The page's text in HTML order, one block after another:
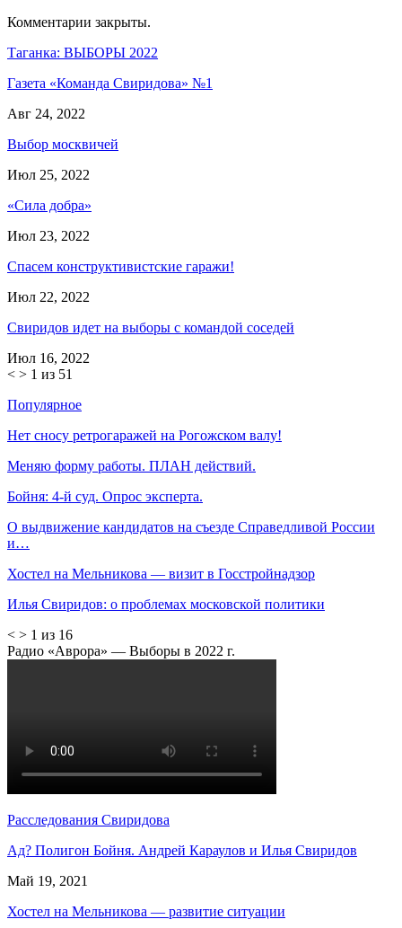
Комментарии закрыты.
Таганка: ВЫБОРЫ 2022
Газета «Команда Свиридова» №1
Авг 24, 2022
Выбор москвичей
Июл 25, 2022
«Сила добра»
Июл 23, 2022
Спасем конструктивистские гаражи!
Июл 22, 2022
Свиридов идет на выборы с командой соседей
Июл 16, 2022
< > 1 из 51
Популярное
Нет сносу ретрогаражей на Рогожском валу!
Меняю форму работы. ПЛАН действий.
Бойня: 4-й суд. Опрос эксперта.
О выдвижение кандидатов на съезде Справедливой России
и…
Хостел на Мельникова — визит в Госстройнадзор
Илья Свиридов: о проблемах московской политики
< > 1 из 16
Радио «Аврора» — Выборы в 2022 г.
Расследования Свиридова
Ад? Полигон Бойня. Андрей Караулов и Илья Свиридов
Май 19, 2021
Хостел на Мельникова — развитие ситуации